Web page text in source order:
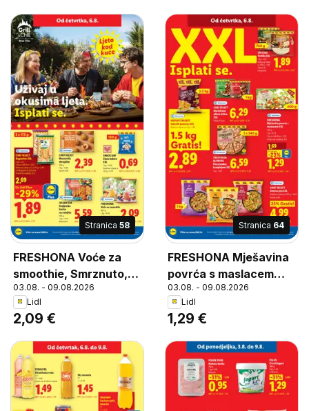
Stranica 58
FRESHONA Voće za
smoothie, Smrznuto,
Fruit Mix for
Smoothies with
Pineapple, Mango and
Banana
03.08. - 09.08.2026
Lidl
2,09 €
Stranica 64
FRESHONA Mješavina
povrća s maslacem
XXL, Vegetables with
butter
03.08. - 09.08.2026
Lidl
1,29 €